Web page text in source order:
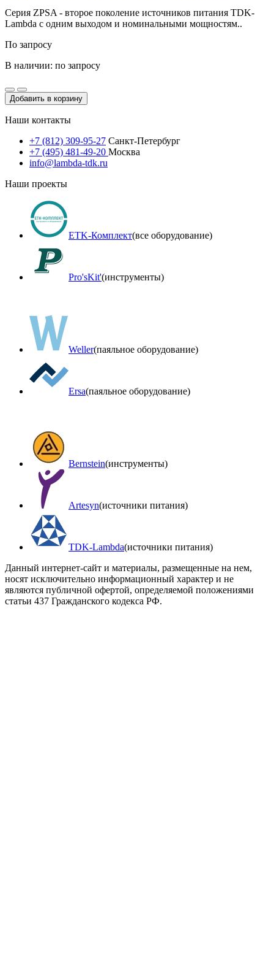
Серия ZPSA - второе поколение источников питания TDK-
Lambda с одним выходом и номинальными мощностям..
По запросу
В наличии: по запросу
Добавить в корзину
Наши контакты
+7 (812) 309-95-27 Санкт-Петербург
+7 (495) 481-49-20 Москва
info@lambda-tdk.ru
Наши проекты
ETK-Комплект(все оборудование)
Pro'sKit'(инструменты)
Weller(паяльное оборудование)
Ersa(паяльное оборудование)
Bernstein(инструменты)
Artesyn(источники питания)
TDK-Lambda(источники питания)
Данный интернет-сайт и материалы, размещенные на нем,
носят исключительно информационный характер и не
являются публичной офертой, определяемой положениями
статьи 437 Гражданского кодекса РФ.